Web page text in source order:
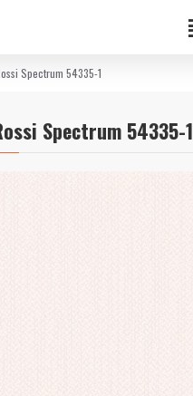
Spectrum 54335-1
Spectrum 54335-1